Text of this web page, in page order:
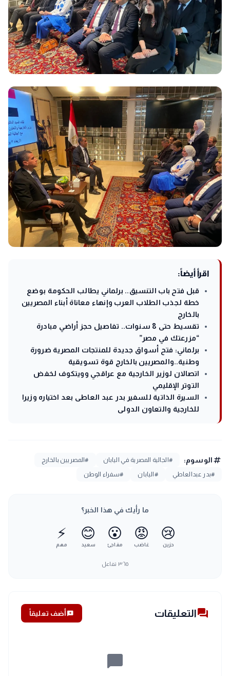
اقرأ أيضاً:
قبل فتح باب التنسيق.. برلماني يطالب الحكومة بوضع
خطة لجذب الطلاب العرب وإنهاء معاناة أبناء المصريين
بالخارج
تقسيط حتى 8 سنوات.. تفاصيل حجز أراضي مبادرة
“مزرعتك في مصر”
برلماني: فتح أسواق جديدة للمنتجات المصرية ضرورة
وطنية..والمصريين بالخارج قوة تسويقية
اتصالان لوزير الخارجية مع عراقجي وويتكوف لخفض
التوتر الإقليمي
السيرة الذاتية للسفير بدر عبد العاطى بعد اختياره وزيرا
للخارجية والتعاون الدولى
tagالوسوم: #الجالية المصرية في اليابان
#المصريين بالخارج
#بدر عبدالعاطي
#اليابان #سفراء الوطن
ما رأيك في هذا الخبر؟
😢
حزين
😡
غاضب
😮
مفاجئ
😊
سعيد
⚡
مهم
٣٦٥ تفاعل
forumالتعليقات add_commentأضف تعليقاً
chat_bubble_outline